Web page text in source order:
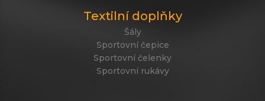
Textilní doplňky
Šály
Sportovní čepice
Sportovní čelenky
Sportovní rukávy